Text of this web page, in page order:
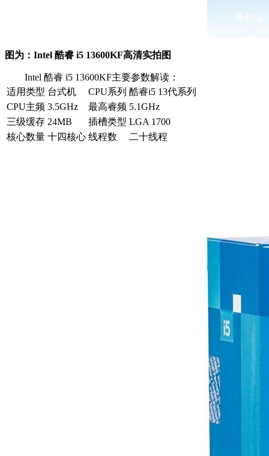
图为：Intel 酷睿 i5 13600KF高清实拍图
Intel 酷睿 i5 13600KF主要参数解读：
适用类型 台式机 CPU系列 酷睿i5 13代系列
CPU主频 3.5GHz 最高睿频 5.1GHz
三级缓存 24MB 插槽类型 LGA 1700
核心数量 十四核心 线程数 二十线程